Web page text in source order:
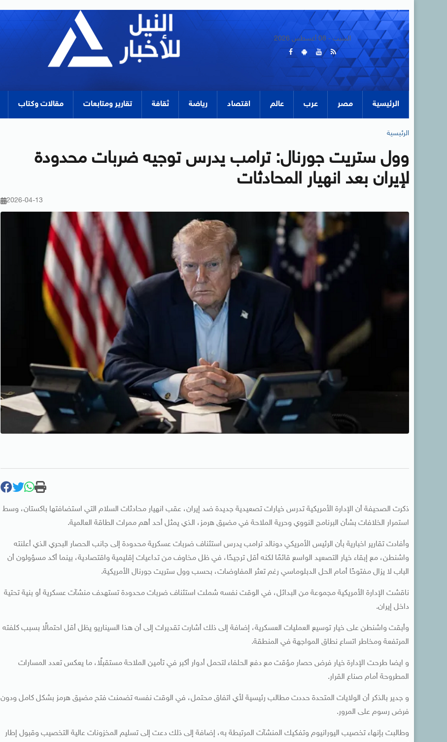
السبت - 08 أغسطس 2026
الرئيسية مصر عرب عالم اقتصاد رياضة ثقافة تقارير ومتابعات مقالات وكتاب
الرئيسية
وول ستريت جورنال: ترامب يدرس توجيه ضربات محدودة
لإيران بعد انهيار المحادثات
2026-04-13
ذكرت الصحيفة أن الإدارة الأمريكية تدرس خيارات تصعيدية جديدة ضد إيران، عقب انهيار محادثات السلام التي استضافتها باكستان، وسط
استمرار الخلافات بشأن البرنامج النووي وحرية الملاحة في مضيق هرمز، الذي يمثل أحد أهم ممرات الطاقة العالمية.
وأفادت تقارير اخبارية بأن الرئيس الأمريكي دونالد ترامب يدرس استئناف ضربات عسكرية محدودة إلى جانب الحصار البحري الذي أعلنته
واشنطن، مع إبقاء خيار التصعيد الواسع قائمًا لكنه أقل ترجيحًا، في ظل مخاوف من تداعيات إقليمية واقتصادية، بينما أكد مسؤولون أن
الباب لا يزال مفتوحًا أمام الحل الدبلوماسي رغم تعثر المفاوضات، بحسب وول ستريت جورنال الأمريكية.
ناقشت الإدارة الأمريكية مجموعة من البدائل، في الوقت نفسه شملت استئناف ضربات محدودة تستهدف منشآت عسكرية أو بنية تحتية
داخل إيران.
وأبقت واشنطن على خيار توسيع العمليات العسكرية، إضافة إلى ذلك أشارت تقديرات إلى أن هذا السيناريو يظل أقل احتمالًا بسبب كلفته
المرتفعة ومخاطر اتساع نطاق المواجهة في المنطقة.
و ايضا طرحت الإدارة خيار فرض حصار مؤقت مع دفع الحلفاء لتحمل أدوار أكبر في تأمين الملاحة مستقبلًا، ما يعكس تعدد المسارات
المطروحة أمام صناع القرار.
و جدير بالذكر أن الولايات المتحدة حددت مطالب رئيسية لأي اتفاق محتمل، في الوقت نفسه تضمنت فتح مضيق هرمز بشكل كامل ودون
فرض رسوم على المرور.
وطالبت بإنهاء تخصيب اليورانيوم وتفكيك المنشآت المرتبطة به، إضافة إلى ذلك دعت إلى تسليم المخزونات عالية التخصيب وقبول إطار